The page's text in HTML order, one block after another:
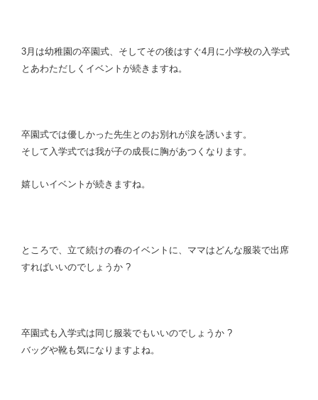
3月は幼稚園の卒園式、そしてその後はすぐ4月に小学校の入学式
とあわただしくイベントが続きますね。
卒園式では優しかった先生とのお別れが涙を誘います。
そして入学式では我が子の成長に胸があつくなります。
嬉しいイベントが続きますね。
ところで、立て続けの春のイベントに、ママはどんな服装で出席
すればいいのでしょうか ?
卒園式も入学式は同じ服装でもいいのでしょうか ?
バッグや靴も気になりますよね。